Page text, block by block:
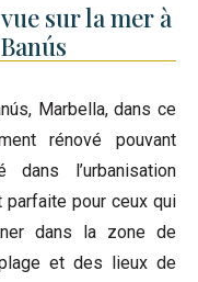
sur la mer à
Marbella, dans ce
rénové pouvant
l’urbanisation
parfaite pour ceux qui
dans la zone de
et des lieux de